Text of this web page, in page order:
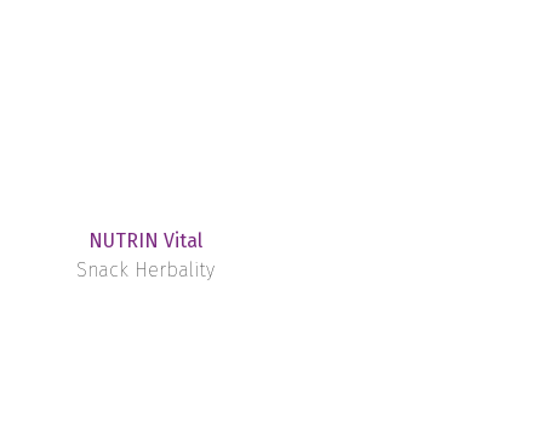
NUTRIN Vital
Snack Herbality